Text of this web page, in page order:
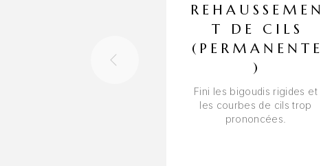
REHAUSSEMEN
T DE CILS
(PERMANENTE
)
Fini les bigoudis rigides et
les courbes de cils trop
prononcées.